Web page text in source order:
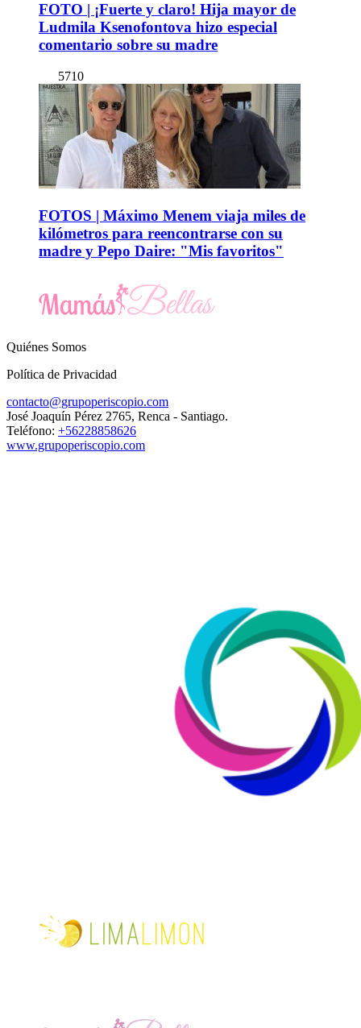
FOTO | ¡Fuerte y claro! Hija mayor de
Ludmila Ksenofontova hizo especial
comentario sobre su madre
5710
FOTOS | Máximo Menem viaja miles de
kilómetros para reencontrarse con su
madre y Pepo Daire: "Mis favoritos"
Quiénes Somos
Política de Privacidad
contacto@grupoperiscopio.com
José Joaquín Pérez 2765, Renca - Santiago.
Teléfono: +56228858626
www.grupoperiscopio.com